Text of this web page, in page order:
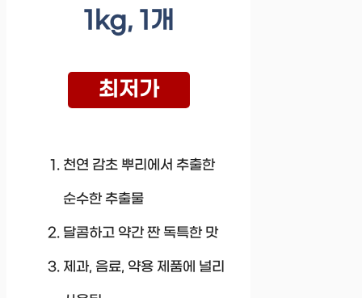
1kg, 1개
최저가
천연 감초 뿌리에서 추출한
순수한 추출물
달콤하고 약간 짠 독특한 맛
제과, 음료, 약용 제품에 널리